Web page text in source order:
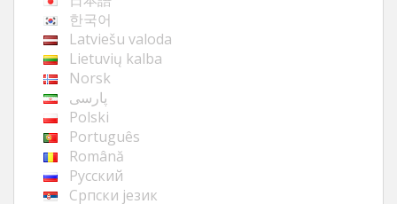
한국어
Latviešu valoda
Lietuvių kalba
Norsk
پارسی
Polski
Português
Română
Русский
Cрпски језик